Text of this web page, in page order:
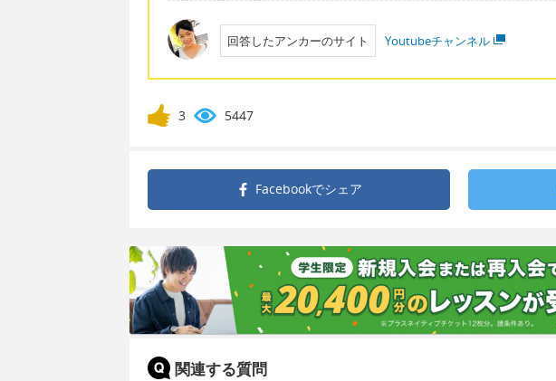
回答したアンカーのサイト Youtubeチャンネル
3 5447
Facebookでシェア
関連する質問